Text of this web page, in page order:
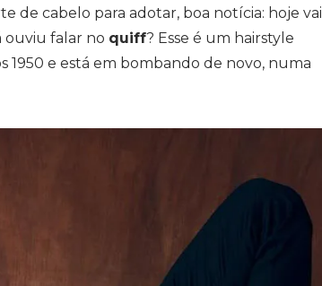
de cabelo para adotar, boa notícia: hoje vai
ouviu falar no quiff? Esse é um hairstyle
1950 e está em bombando de novo, numa